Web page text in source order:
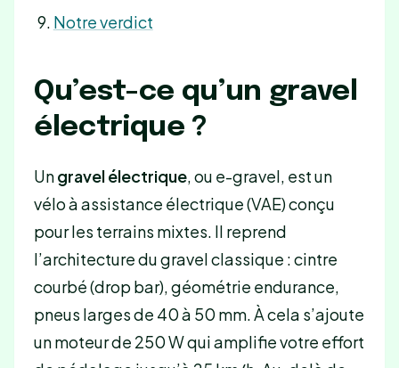
Notre verdict
Qu’est-ce qu’un gravel
électrique ?
Ungravel électrique, ou e-gravel, est un
vélo à assistance électrique (VAE) conçu
pour les terrains mixtes. Il reprend
l’architecture du gravel classique : cintre
courbé (drop bar), géométrie endurance,
pneus larges de 40 à 50 mm. À cela s’ajoute
un moteur de 250 W qui amplifie votre effort